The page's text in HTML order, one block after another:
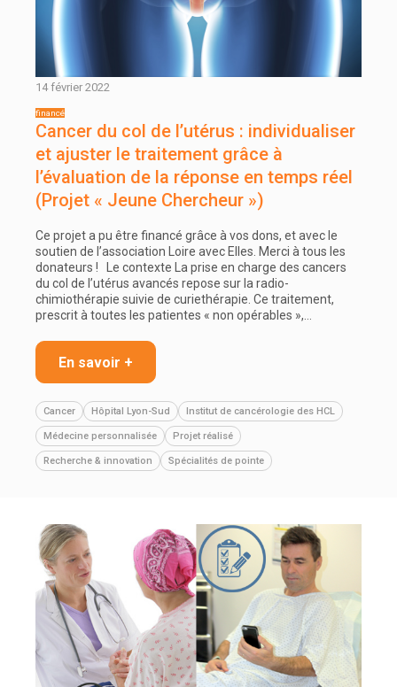
14 février 2022
Cancer du col de l’utérus : individualiser
et ajuster le traitement grâce à
l’évaluation de la réponse en temps réel
(Projet « Jeune Chercheur »)
Ce projet a pu être financé grâce à vos dons, et avec le
soutien de l’association Loire avec Elles. Merci à tous les
donateurs ! Le contexte La prise en charge des cancers
du col de l’utérus avancés repose sur la radio-
chimiothérapie suivie de curiethérapie. Ce traitement,
prescrit à toutes les patientes « non opérables »,…
En savoir +
Cancer Hôpital Lyon-Sud Institut de cancérologie des HCL
Médecine personnalisée Projet réalisé
Recherche & innovation Spécialités de pointe